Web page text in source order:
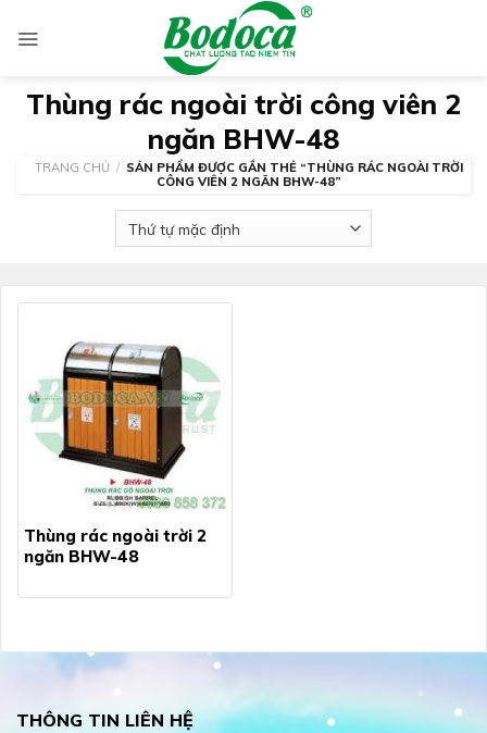
Thùng rác ngoài trời công viên 2
ngăn BHW-48
TRANG CHỦ / SẢN PHẨM ĐƯỢC GẮN THẺ “THÙNG RÁC NGOÀI TRỜI
CÔNG VIÊN 2 NGĂN BHW-48”
Thùng rác ngoài trời 2
ngăn BHW-48
THÔNG TIN LIÊN HỆ